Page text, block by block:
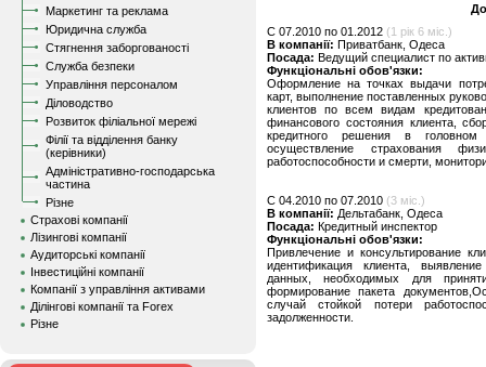
Маркетинг та реклама
Юридична служба
Стягнення заборгованості
Служба безпеки
Управління персоналом
Діловодство
Розвиток філіальної мережі
Філії та відділення банку
(керівники)
Адміністративно-господарська
частина
Різне
Страхові компанії
Лізингові компанії
Аудиторські компанії
Інвестиційні компанії
Компанії з управління активами
Ділінгові компанії та Forex
Різне
C 07.2010 по 01.2012 (1 рік 6 міс.)
В компанії: Приватбанк, Одеса
Посада: Ведущий специалист по
Функціональні обов'язки:
Оформление на точках выдачи
карт, выполнение поставленных
клиентов по всем видам
финансового состояния клиента,
кредитного решения в
осуществление страхования
работоспособности и смерти,
C 04.2010 по 07.2010 (3 міс.)
В компанії: Дельтабанк, Одеса
Посада: Кредитный инспектор
Функціональні обов'язки:
Привлечение и консультирование
идентификация клиента,
данных, необходимых для
формирование пакета
случай стойкой потери
задолженности.